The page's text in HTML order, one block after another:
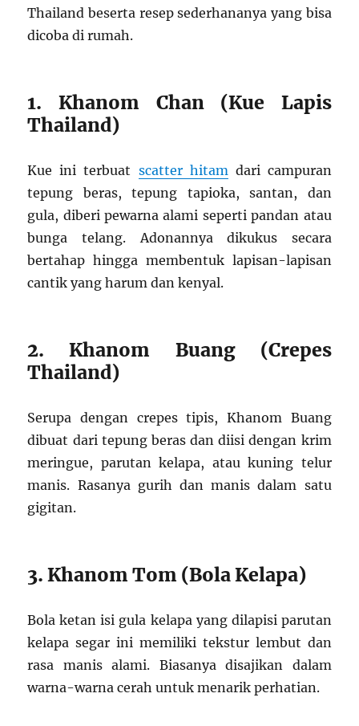
Thailand beserta resep sederhananya yang bisa
dicoba di rumah.
1. Khanom Chan (Kue Lapis
Thailand)
Kue ini terbuat scatter hitamdari campuran
tepung beras, tepung tapioka, santan, dan
gula, diberi pewarna alami seperti pandan atau
bunga telang. Adonannya dikukus secara
bertahap hingga membentuk lapisan-lapisan
cantik yang harum dan kenyal.
2. Khanom Buang (Crepes
Thailand)
Serupa dengan crepes tipis, Khanom Buang
dibuat dari tepung beras dan diisi dengan krim
meringue, parutan kelapa, atau kuning telur
manis. Rasanya gurih dan manis dalam satu
gigitan.
3. Khanom Tom (Bola Kelapa)
Bola ketan isi gula kelapa yang dilapisi parutan
kelapa segar ini memiliki tekstur lembut dan
rasa manis alami. Biasanya disajikan dalam
warna-warna cerah untuk menarik perhatian.